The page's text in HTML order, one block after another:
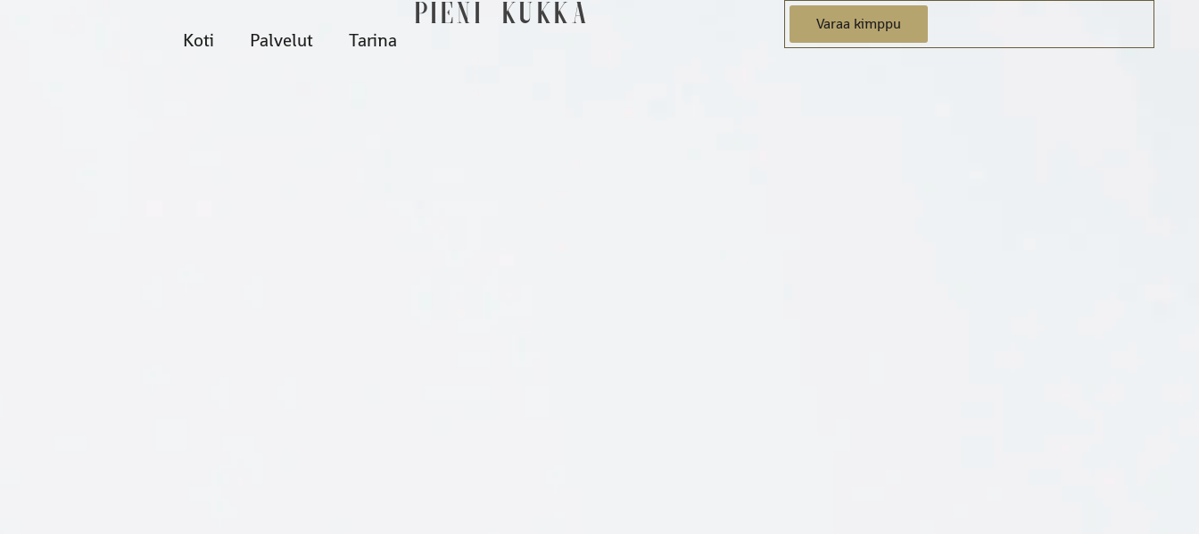
Koti Palvelut Tarina
Pieni Kukka Varaa kimppu